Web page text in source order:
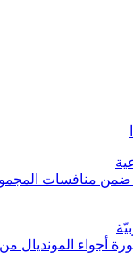
ضمن منافسات
أجواء المونديال من